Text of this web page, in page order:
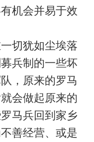
机会并易于效
切犹如尘埃落
兵制的一些坏
，原来的罗马
会做起原来的
马兵回到家乡
善经营、或是